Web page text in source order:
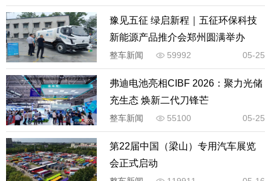
豫见五征 绿启新程｜五征环保科技
新能源产品推介会郑州圆满举办
整车新闻 59992 05-25
弗迪电池亮相CIBF 2026：聚力光储
充生态 焕新二代刀锋芒
整车新闻 55100 05-25
第22届中国（梁山）专用汽车展览
会正式启动